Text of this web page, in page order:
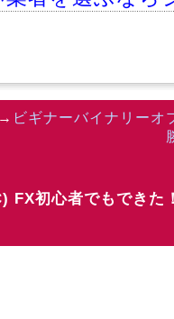
ビギナーバイナリーオ
FX初心者でもできた